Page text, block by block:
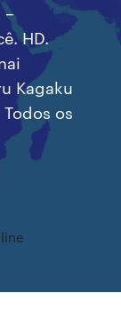
–
HD.
Kagaku
os